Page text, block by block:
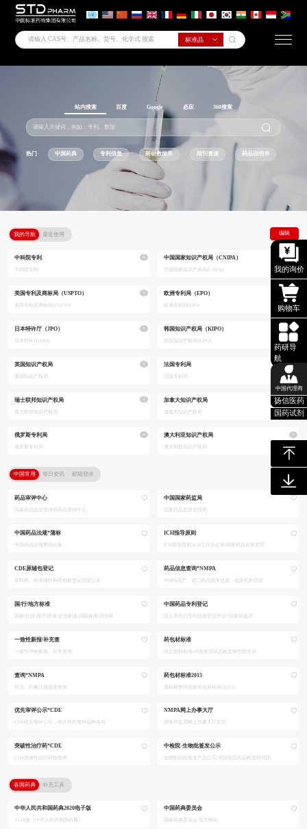
我的询价
购物车
药研导
航
中国代理商
扬信医药
国药试剂
站内搜索 百度 Google 必应 360搜索
热门 中国药典 专利信息 药研数据库 期刊资源 药品说明书
我的导航 最近使用 编辑
中科院专利
中科院专利
× 中国国家知识产权局（CNIPA）
中国国家知识产权局(CNIPA)
×
美国专利及商标局（USPTO）
美国专利及商标局(USPTO)
× 欧洲专利局（EPO）
欧洲专利局(EPO)
×
日本特许厅（JPO）
日本特许厅(JPO)
× 韩国知识产权局（KIPO）
韩国知识产权局(KIPO)
×
英国知识产权局
英国知识产权局
× 法国专利局
法国专利局
×
瑞士联邦知识产权局
瑞士联邦知识产权局
× 加拿大知识产权局
加拿大知识产权局
×
俄罗斯专利局
俄罗斯专利局
× 澳大利亚知识产权局
澳大利亚知识产权局
×
中国常用 每日资讯 邮箱登录
药品审评中心
国家药品监督管理局药品审评中心
中国国家药监局
国家药品监督管理局
中国药品法规*蒲标
中国药品法规整理合集
ICH指导原则
ICH指导原则-ICH工作办公室-国家药品监督管理..
CDE原辅包登记
原料药、药用辅料和药包材登记信息公示
药品信息查询*NMPA
NMPA国产、进口药品批准信息，临床机构信息
国/行/地方标准
国家\行业\地方\团体\企业标准\国际标准\国外标..
中国药品专利登记
国上市药品专利信息登记平台+国家药监局
一致性新报/补充查
一致性评价新报、补充查询
药包材标准
药品包材标准-中国食品药品检定研究院主办
查询*NMPA
药品、药械注册进度查询
药包材标准2015
蒲标网整理国家药包材标准(2015)
优先审评公示*CDE
CDE优先审评公示，纳入优先审评品种名与
NMPA网上办事大厅
国家药监局网上办事大厅首页
突破性治疗药*CDE
CDE突破性治疗药物查询
中检院·生物批签发公示
生物制品批签发产品公示,中国食品药品检定研究院
各国药典 补充工具
中华人民共和国药典2020电子版
2020版《中华人民共和国药典》
中国药典委员会
国家药典委员会 官方网站